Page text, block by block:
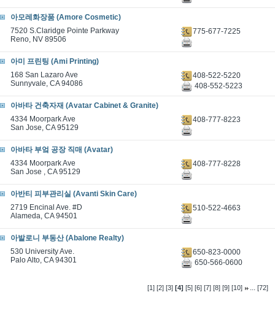
아모레화장품 (Amore Cosmetic)
7520 S.Claridge Pointe Parkway
Reno, NV 89506
775-677-7225
아미 프린팅 (Ami Printing)
168 San Lazaro Ave
Sunnyvale, CA 94086
408-522-5220
408-552-5223
아바타 건축자재 (Avatar Cabinet & Granite)
4334 Moorpark Ave
San Jose, CA 95129
408-777-8223
아바타 부엌 공장 직매 (Avatar)
4334 Moorpark Ave
San Jose , CA 95129
408-777-8228
아반티 피부관리실 (Avanti Skin Care)
2719 Encinal Ave. #D
Alameda, CA 94501
510-522-4663
아발로니 부동산 (Abalone Realty)
530 University Ave.
Palo Alto, CA 94301
650-823-0000
650-566-0600
[1] [2] [3] [4] [5] [6] [7] [8] [9] [10] ...[72]